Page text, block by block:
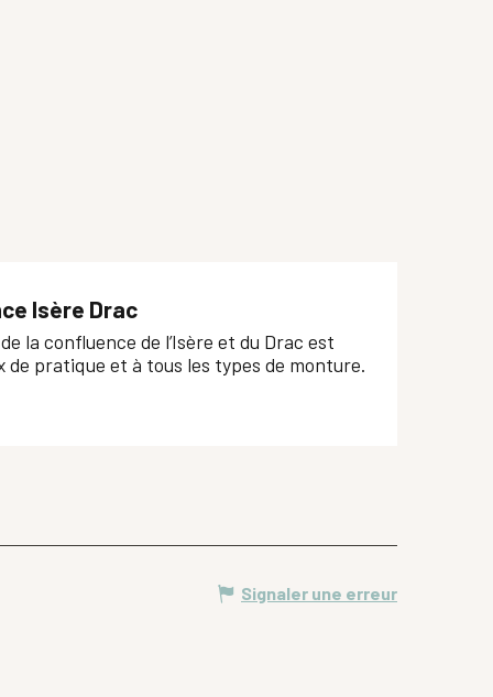
Isère Drac
la confluence de l’Isère et du Drac est
de pratique et à tous les types de monture.
Signaler une erreur